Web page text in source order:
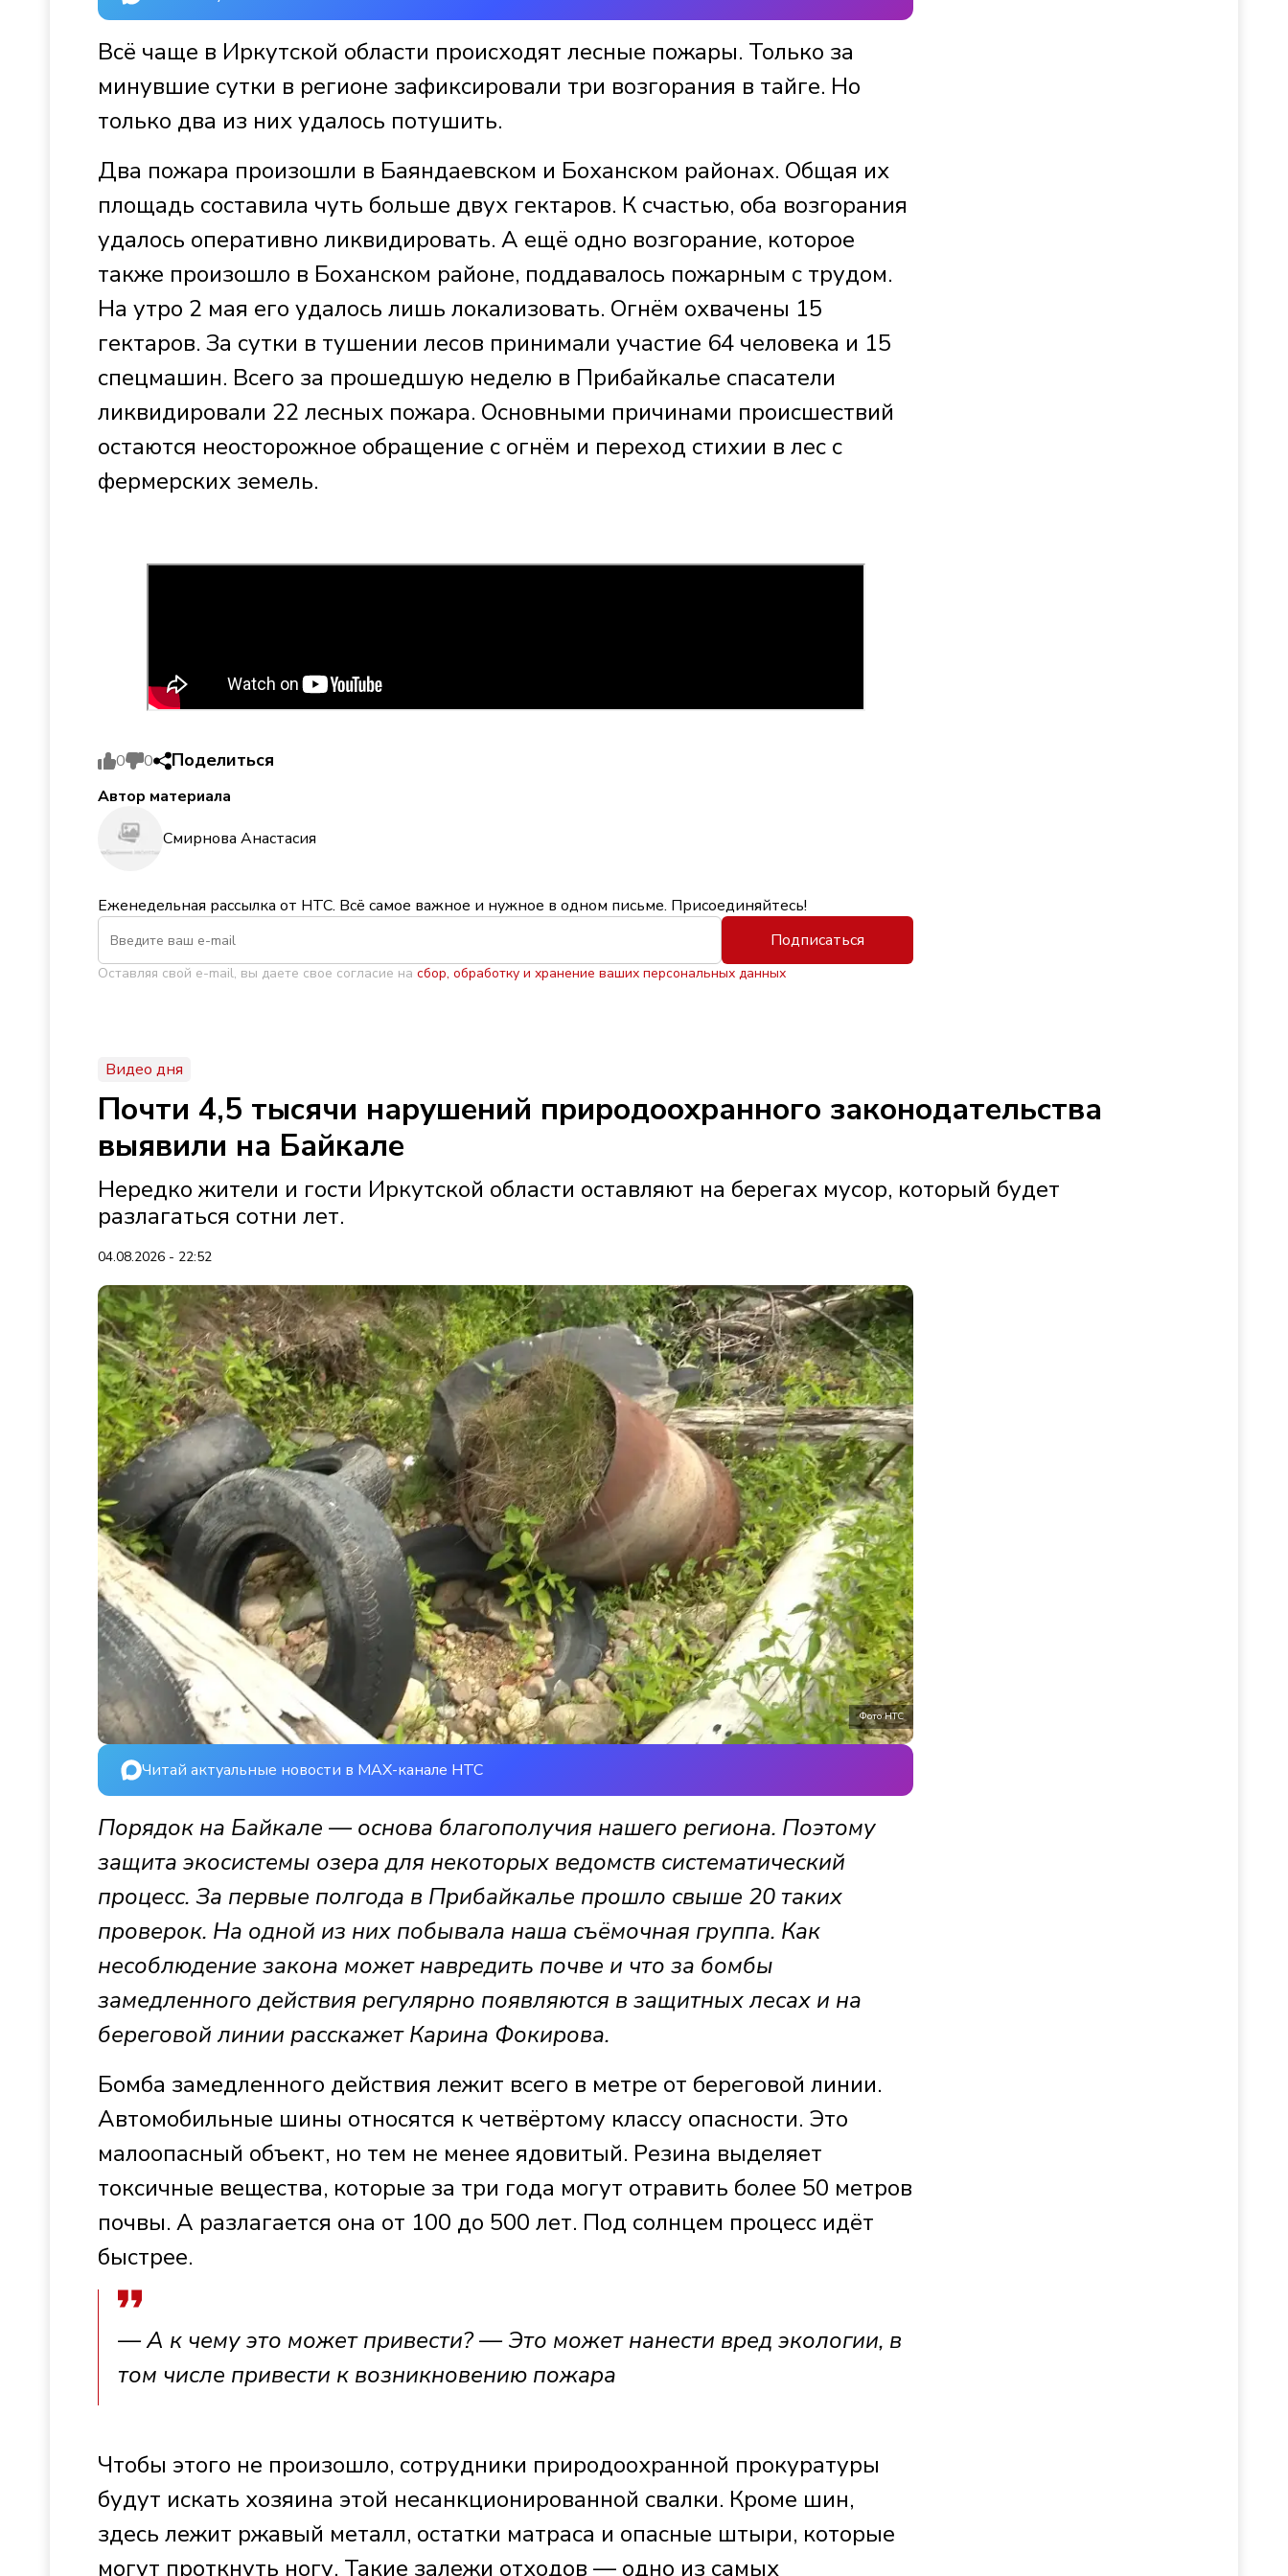
Всё чаще в Иркутской области происходят лесные пожары. Только за
минувшие сутки в регионе зафиксировали три возгорания в тайге. Но
только два из них удалось потушить.
Два пожара произошли в Баяндаевском и Боханском районах. Общая их
площадь составила чуть больше двух гектаров. К счастью, оба возгорания
удалось оперативно ликвидировать. А ещё одно возгорание, которое
также произошло в Боханском районе, поддавалось пожарным с трудом.
На утро 2 мая его удалось лишь локализовать. Огнём охвачены 15
гектаров. За сутки в тушении лесов принимали участие 64 человека и 15
спецмашин. Всего за прошедшую неделю в Прибайкалье спасатели
ликвидировали 22 лесных пожара. Основными причинами происшествий
остаются неосторожное обращение с огнём и переход стихии в лес с
фермерских земель.
0 0 Поделиться
Автор материала
Смирнова Анастасия
Еженедельная рассылка от НТС. Всё самое важное и нужное в одном письме. Присоединяйтесь!
Подписаться
Оставляя свой e-mail, вы даете свое согласие на сбор, обработку и хранение ваших персональных данных
Видео дня
Почти 4,5 тысячи нарушений природоохранного законодательства
выявили на Байкале
Нередко жители и гости Иркутской области оставляют на берегах мусор, который будет
разлагаться сотни лет.
04.08.2026 - 22:52
Фото НТС
Читай актуальные новости в MAX-канале НТС
Порядок на Байкале — основа благополучия нашего региона. Поэтому
защита экосистемы озера для некоторых ведомств систематический
процесс. За первые полгода в Прибайкалье прошло свыше 20 таких
проверок. На одной из них побывала наша съёмочная группа. Как
несоблюдение закона может навредить почве и что за бомбы
замедленного действия регулярно появляются в защитных лесах и на
береговой линии расскажет Карина Фокирова.
Бомба замедленного действия лежит всего в метре от береговой линии.
Автомобильные шины относятся к четвёртому классу опасности. Это
малоопасный объект, но тем не менее ядовитый. Резина выделяет
токсичные вещества, которые за три года могут отравить более 50 метров
почвы. А разлагается она от 100 до 500 лет. Под солнцем процесс идёт
быстрее.
— А к чему это может привести? — Это может нанести вред экологии, в
том числе привести к возникновению пожара
Чтобы этого не произошло, сотрудники природоохранной прокуратуры
будут искать хозяина этой несанкционированной свалки. Кроме шин,
здесь лежит ржавый металл, остатки матраса и опасные штыри, которые
могут проткнуть ногу. Такие залежи отходов — одно из самых